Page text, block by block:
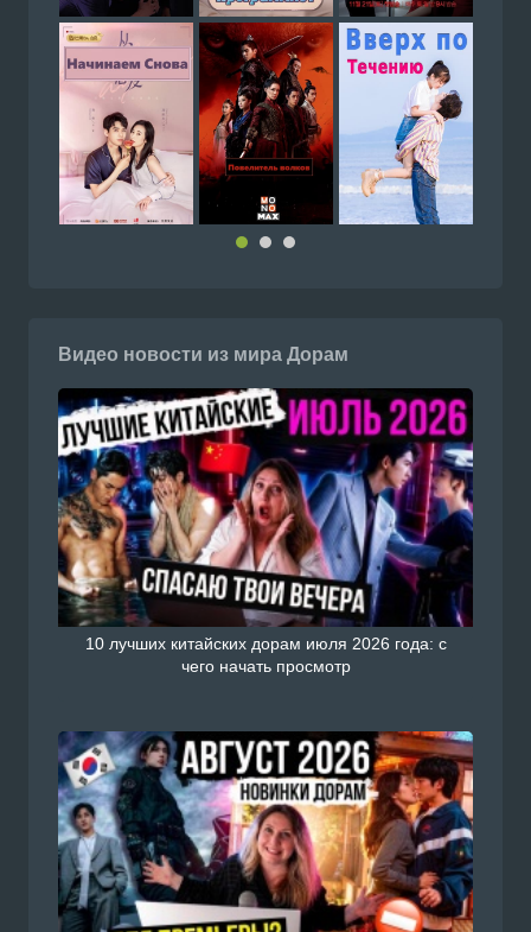
Видео новости из мира Дорам
10 лучших китайских дорам июля 2026 года: с
чего начать просмотр